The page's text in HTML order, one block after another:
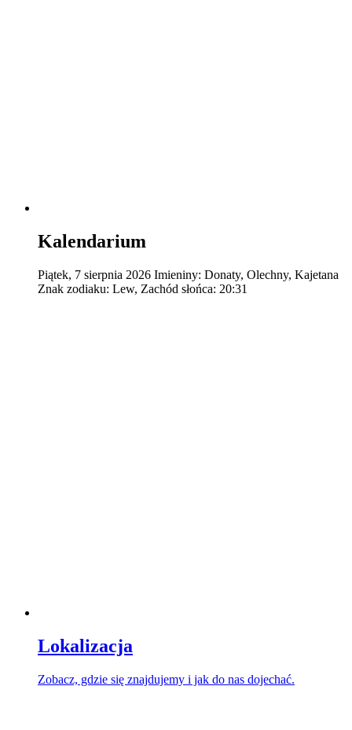
Kalendarium
Piątek, 7 sierpnia 2026 Imieniny: Donaty, Olechny, Kajetana
Znak zodiaku: Lew, Zachód słońca: 20:31
Lokalizacja
Zobacz, gdzie się znajdujemy i jak do nas dojechać.